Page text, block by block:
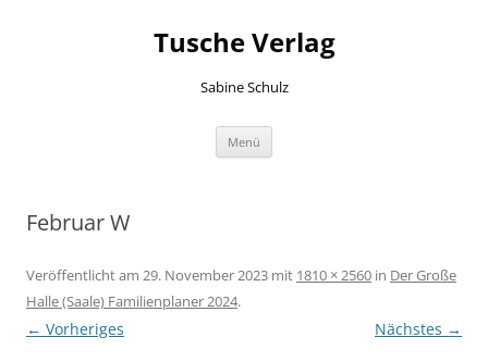
Tusche Verlag
Sabine Schulz
Menü
Februar W
Veröffentlicht am 29. November 2023 mit 1810 × 2560 in Der Große
Halle (Saale) Familienplaner 2024.
← Vorheriges Nächstes →